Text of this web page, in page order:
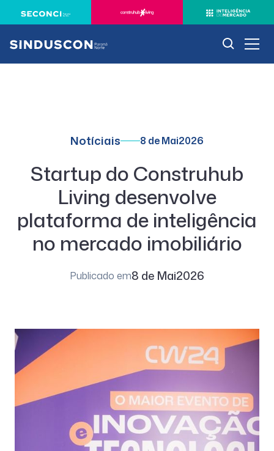
Notíciais 8 de Mai2026
Startup do Construhub
Living desenvolve
plataforma de inteligência
no mercado imobiliário
Publicado em8 de Mai2026